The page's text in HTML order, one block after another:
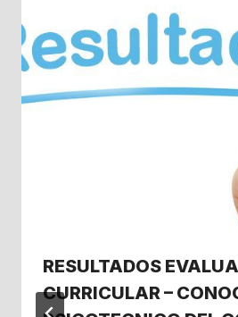
RESULTADOS
CURRICULAR –